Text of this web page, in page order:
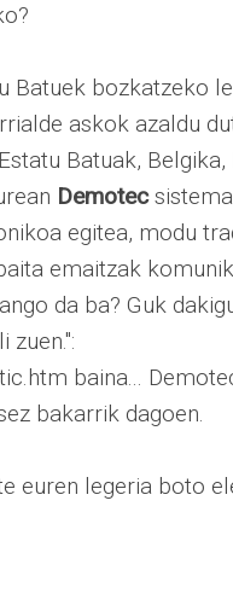
Batuek bozkatzeko
askok azaldu
Batuak, Belgika,
Demotecsistema
egitea, modu
emaitzak
da ba? Guk
baina...
bakarrik dagoen.
euren legeria boto